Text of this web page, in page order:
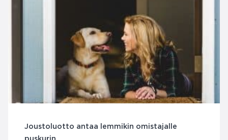
Joustoluotto antaa lemmikin omistajalle